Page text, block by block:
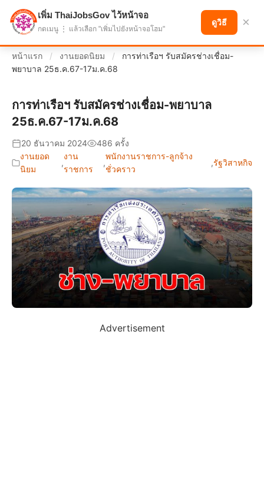
แบ่งปันโอกาส เพื่ออนาคตที่ก้าวหน้า
หน้าแรก / งานยอดนิยม /
การท่าเรือฯ รับสมัครช่างเชื่อม-
พยาบาล 25ธ.ค.67-17ม.ค.68
การท่าเรือฯ รับสมัครช่างเชื่อม-พยาบาล
25ธ.ค.67-17ม.ค.68
20 ธันวาคม 2024
486 ครั้ง
งานยอด
นิยม
,
งาน
ราชการ
,
พนักงานราชการ-ลูกจ้าง
ชั่วคราว
,รัฐวิสาหกิจ
Advertisement
เพิ่ม ThaiJobsGov ไว้หน้าจอ
กดเมนู ⋮ แล้วเลือก "เพิ่มไปยังหน้าจอโฮม"
ดูวิธี ×